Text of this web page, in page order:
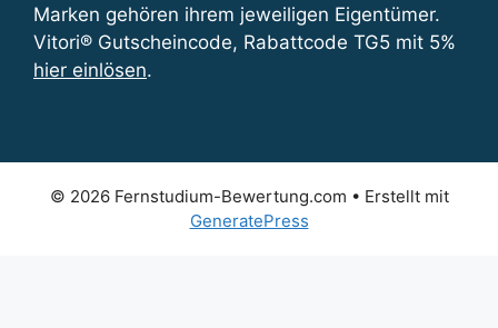
Marken gehören ihrem jeweiligen Eigentümer.
Vitori® Gutscheincode, Rabattcode TG5 mit 5%
hier einlösen.
© 2026 Fernstudium-Bewertung.com • Erstellt mit
GeneratePress